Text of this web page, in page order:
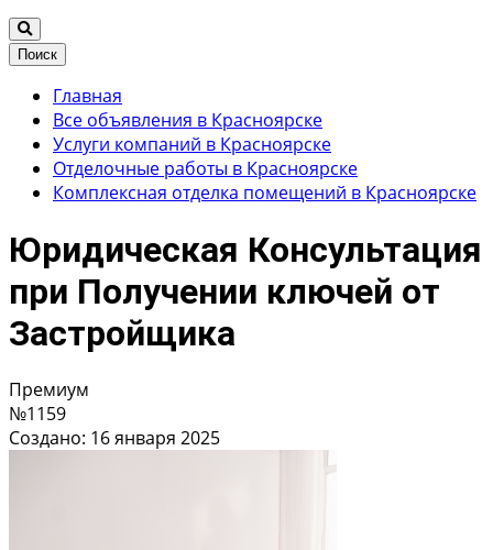
Поиск
Главная
Все объявления в Красноярске
Услуги компаний в Красноярске
Отделочные работы в Красноярске
Комплексная отделка помещений в Красноярске
Юридическая Консультация
при Получении ключей от
Застройщика
Премиум
№1159
Создано: 16 января 2025